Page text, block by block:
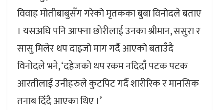
विवाह मोतीबाबुसँग गरेको मृतकका बुबा विनोदले बताए
। यसअघि पनि आफ्ना छोरीलाई उनका श्रीमान, ससुरा र
सासु मिलेर थप दाइजो माग गर्दै आएको बताउँदै
विनोदले भने, ‘दहेजको थप रकम नदिदाँ पटक पटक
आरतीलाई उनीहरुले कुटपिट गर्दै शारीरिक र मानसिक
तनाब दिँदै आएका थिए ।’